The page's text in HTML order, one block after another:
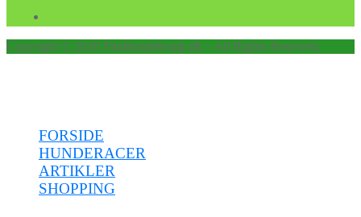
Copyright © 2026 Findhundehvalp.dk – All Rights Reserved.
FORSIDE
HUNDERACER
ARTIKLER
SHOPPING